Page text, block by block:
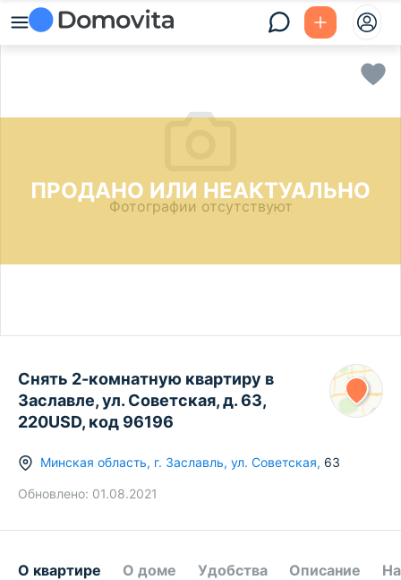
ПРОДАНО ИЛИ НЕАКТУАЛЬНО
Фотографии отсутствуют
Снять 2-комнатную квартиру в
Заславле, ул. Советская, д. 63,
220USD, код 96196
Минская область, г. Заславль, ул. Советская, 63
Обновлено: 01.08.2021
О квартире О доме Удобства Описание